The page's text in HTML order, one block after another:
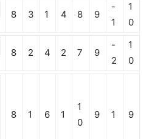
8 3 1 4 8 9
-
1
1
0
8 2 4 2 7 9
-
2
1
0
8 1 6 1
1
0
9 1 9